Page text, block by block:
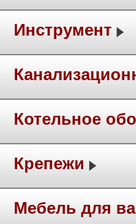
Инструмент
Котельное
Крепежи
Мебель для